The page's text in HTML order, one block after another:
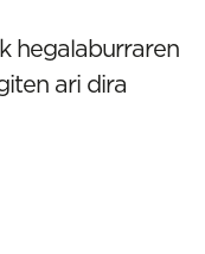
hegalaburraren
ari dira